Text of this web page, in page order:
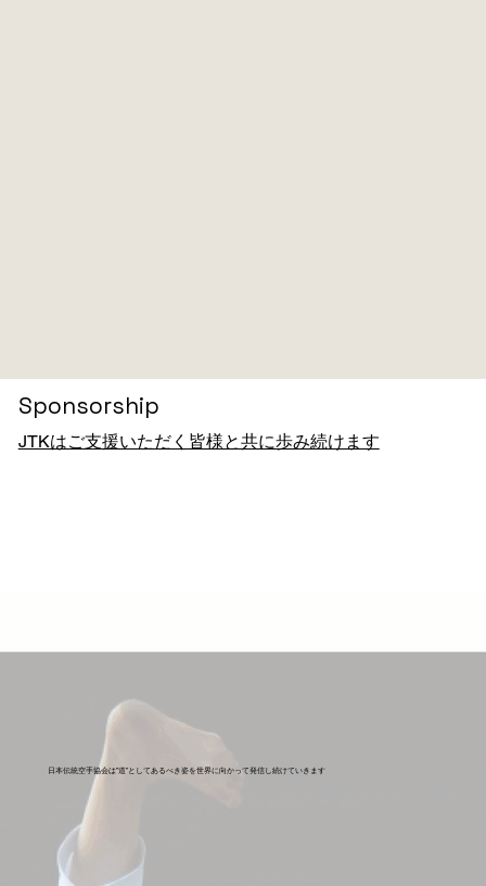
Sponsorship
JTKはご支援いただく皆様と共に歩み続けます
​日本伝統空手協会は”道”としてあるべき姿を世界に向かって発信し続けていきます